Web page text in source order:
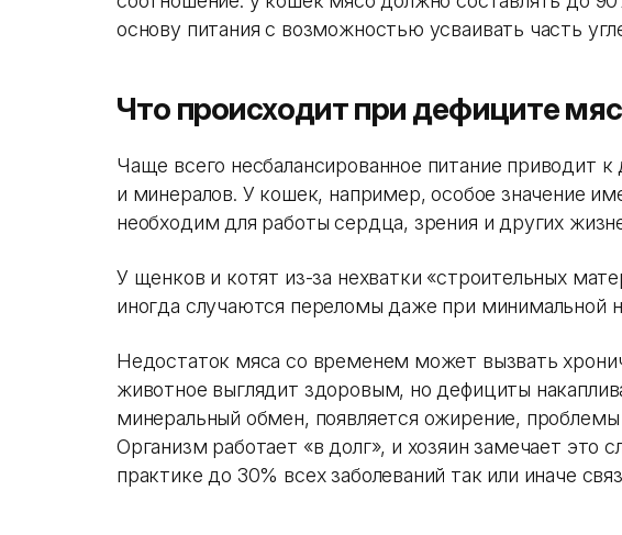
основу питания с возможностью усваивать часть
Что происходит при дефиците
Чаще всего несбалансированное питание приводит
и минералов. У кошек, например, особое значение
необходим для работы сердца, зрения и других
У щенков и котят из-за нехватки «строительных
иногда случаются переломы даже при минимальной
Недостаток мяса со временем может вызвать
животное выглядит здоровым, но дефициты
минеральный обмен, появляется ожирение,
Организм работает «в долг», и хозяин замечает это
практике до 30% всех заболеваний так или иначе